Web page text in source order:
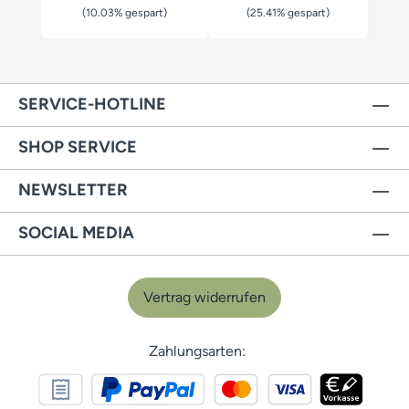
(10.03% gespart) (25.41% gespart)
SERVICE-HOTLINE
SHOP SERVICE
NEWSLETTER
SOCIAL MEDIA
Vertrag widerrufen
Zahlungsarten: